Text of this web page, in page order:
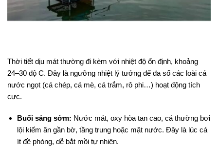
Thời tiết dịu mát thường đi kèm với nhiệt độ ổn định, khoảng
24–30 độ C. Đây là ngưỡng nhiệt lý tưởng để đa số các loài cá
nước ngọt (cá chép, cá mè, cá trắm, rô phi…) hoạt động tích
cực.
Buổi sáng sớm: Nước mát, oxy hòa tan cao, cá thường bơi
lội kiếm ăn gần bờ, tầng trung hoặc mặt nước. Đây là lúc cá
ít đề phòng, dễ bắt mồi tự nhiên.